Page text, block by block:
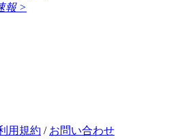
報 >
用規約 / お問い合わせ